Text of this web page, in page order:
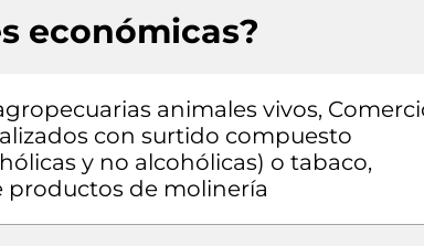
económicas?
animales vivos,
con surtido compuesto
y no alcohólicas) o tabaco,
productos de molinería